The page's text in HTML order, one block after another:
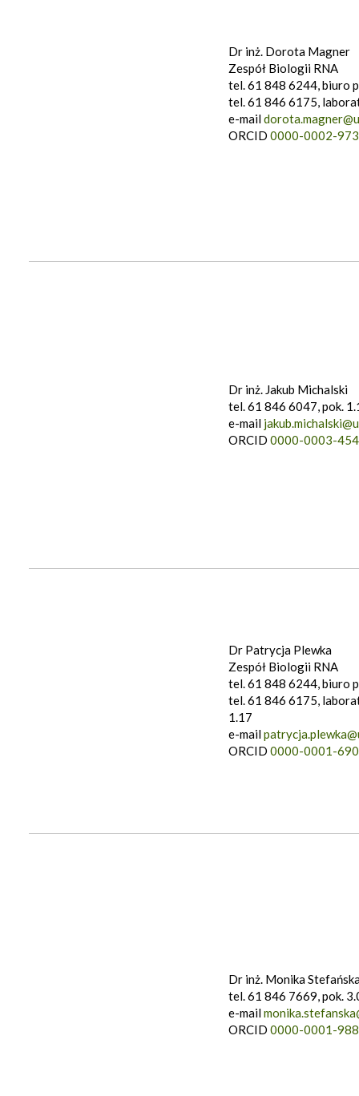
Dr inż. Dorota Magner
Zespół Biologii RNA
tel. 61 848 6244, biuro
tel. 61 846 6175,
e-mail
ORCID 0000-0002-
Dr inż. Jakub Michalski
tel. 61 846 6047, pok.
e-mail
ORCID 0000-0003-
Dr Patrycja Plewka
Zespół Biologii RNA
tel. 61 848 6244, biuro
tel. 61 846 6175,
1.17
e-mail
ORCID 0000-0001-
Dr inż. Monika
tel. 61 846 7669, pok.
e-mail
ORCID 0000-0001-